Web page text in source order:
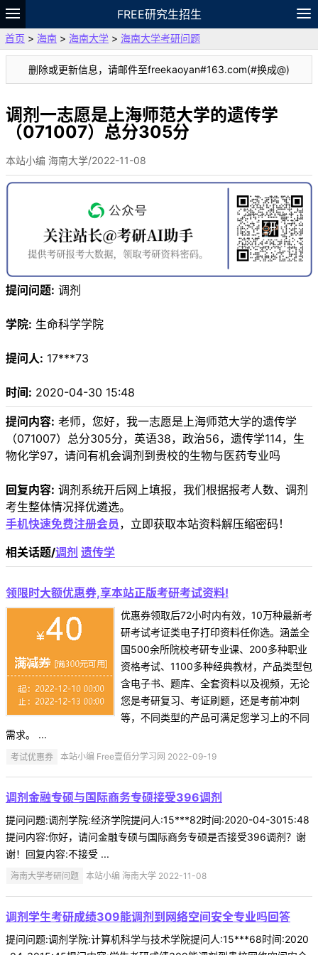
FREE研究生招生
题库
故事 专题 APP 笔记
VIP
资料
首页 > 海南 > 海南大学 > 海南大学考研问题
删除或更新信息，请邮件至freekaoyan#163.com(#换成@)
调剂一志愿是上海师范大学的遗传学
（071007）总分305分
本站小编 海南大学/2022-11-08
提问问题: 调剂
学院: 生命科学学院
提问人: 17***73
时间: 2020-04-30 15:48
提问内容: 老师，您好，我一志愿是上海师范大学的遗传学
（071007）总分305分，英语38，政治56，遗传学114，生
物化学97，请问有机会调剂到贵校的生物与医药专业吗
回复内容: 调剂系统开后网上填报，我们根据报考人数、调剂
考生整体情况择优遴选。
手机快速免费注册会员 ，立即获取本站资料解压缩密码！
相关话题/调剂 遗传学
领限时大额优惠券,享本站正版考研考试资料!
优惠券领取后72小时内有效，10万种最新考
研考试考证类电子打印资料任你选。涵盖全
国500余所院校考研专业课、200多种职业
资格考试、1100多种经典教材，产品类型包
含电子书、题库、全套资料以及视频，无论
您是考研复习、考证刷题，还是考前冲刺
等，不同类型的产品可满足您学习上的不同
需求。 ...
考试优惠券 本站小编 Free壹佰分学习网 2022-09-19
调剂金融专硕与国际商务专硕接受396调剂
提问问题:调剂学院:经济学院提问人:15***82时间:2020-04-3015:48
提问内容:你好，请问金融专硕与国际商务专硕是否接受396调剂？谢
谢！回复内容:不接受 ...
海南大学考研问题 本站小编 海南大学 2022-11-08
调剂学生考研成绩309能调剂到网络空间安全专业吗回答
提问问题:调剂学院:计算机科学与技术学院提问人:15***68时间:2020